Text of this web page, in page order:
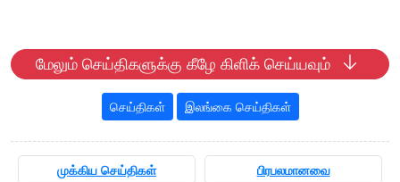
மேலும் செய்திகளுக்கு கீழே கிளிக் செய்யவும்
செய்திகள் இலங்கை செய்திகள்
முக்கிய செய்திகள் பிரபலமானவை